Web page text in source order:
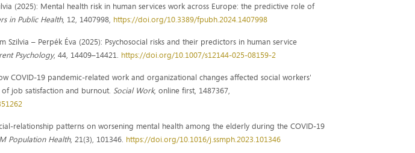
(2025): Mental health risk in human services work across Europe: the predictive role of
in Public Health, 12, 1407998, https://doi.org/10.3389/fpubh.2024.1407998
Szilvia – Perpék Éva (2025): Psychosocial risks and their predictors in human service
Psychology, 44, 14409–14421. https://doi.org/10.1007/s12144-025-08159-2
COVID-19 pandemic-related work and organizational changes affected social workers'
job satisfaction and burnout. Social Work, online first, 1487367,
relationship patterns on worsening mental health among the elderly during the COVID-19
Population Health, 21(3), 101346. https://doi.org/10.1016/j.ssmph.2023.101346